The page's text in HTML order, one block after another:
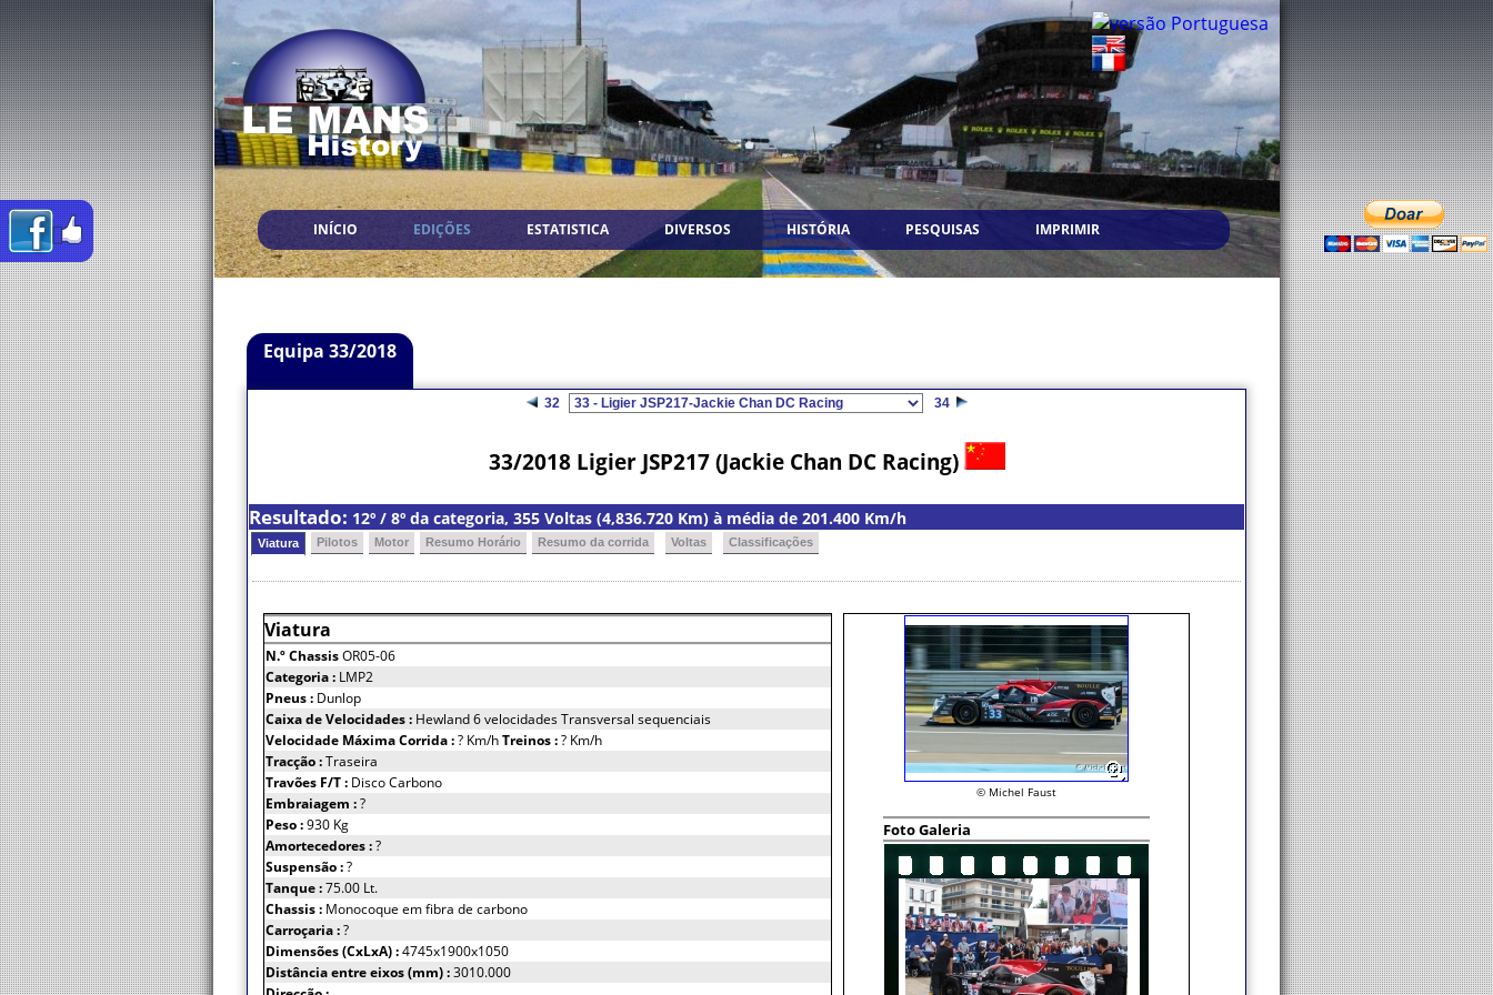
INÍCIO EDIÇÕES ESTATISTICA DIVERSOS HISTÓRIA PESQUISAS IMPRIMIR
Equipa 33/2018
32 34
33/2018 Ligier JSP217 (Jackie Chan DC Racing)
Resultado: 12º / 8º da categoria, 355 Voltas (4,836.720 Km) à média de 201.400 Km/h
Viatura Pilotos Motor Resumo Horário Resumo da corrida Voltas Classificações
Viatura
N.º ChassisOR05-06
Categoria : LMP2
Pneus : Dunlop
Caixa de Velocidades : Hewland 6 velocidades Transversal sequenciais
Velocidade Máxima Corrida :? Km/hTreinos :? Km/h
Tracção :Traseira
Travões F/T : Disco Carbono
Embraiagem :?
Peso :930 Kg
Amortecedores :?
Suspensão :?
Tanque :75.00 Lt.
Chassis : Monocoque em fibra de carbono
Carroçaria :?
Dimensões (CxLxA) :4745x1900x1050
Distância entre eixos (mm) :3010.000
© Michel Faust
Foto Galeria